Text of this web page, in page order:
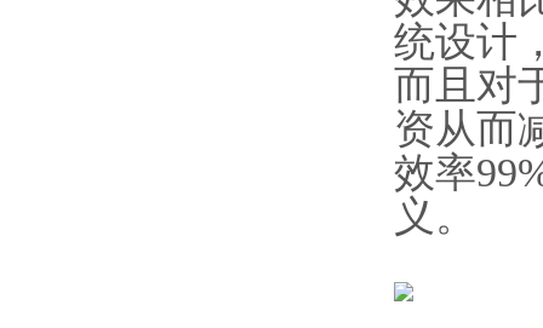
统设计
而且对
资从而
效率
义。